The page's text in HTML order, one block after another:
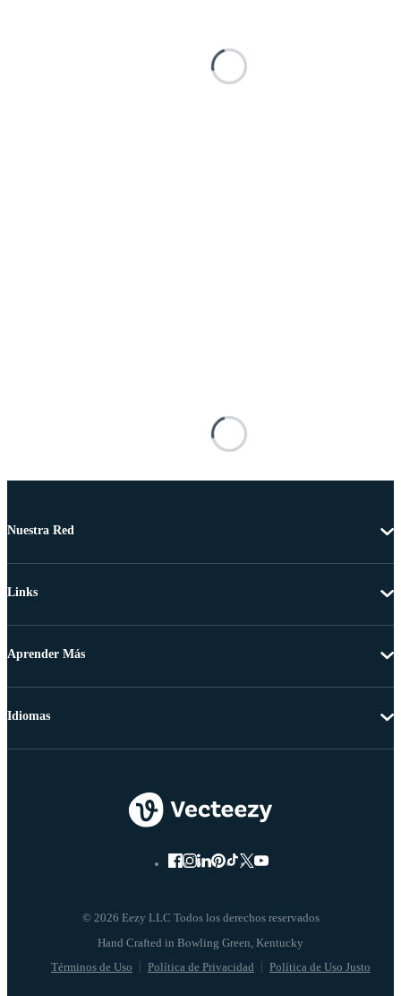
Nuestra Red
Links
Aprender Más
© 2026 Eezy LLC Todos los derechos reservados
Términos de Uso Política de Privacidad Política de Uso Justo
Idiomas